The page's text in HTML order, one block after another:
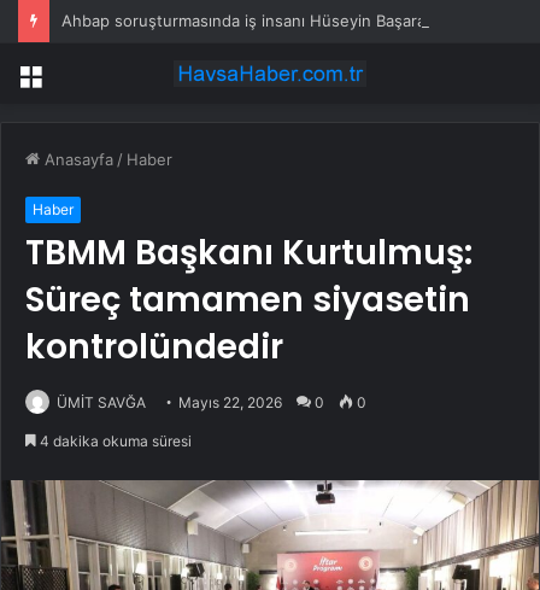
Menü
Anasayfa / Haber
Haber
TBMM Başkanı Kurtulmuş:
Süreç tamamen siyasetin
kontrolündedir
ÜMİT SAVĞA Mayıs 22, 2026 0 0
4 dakika okuma süresi